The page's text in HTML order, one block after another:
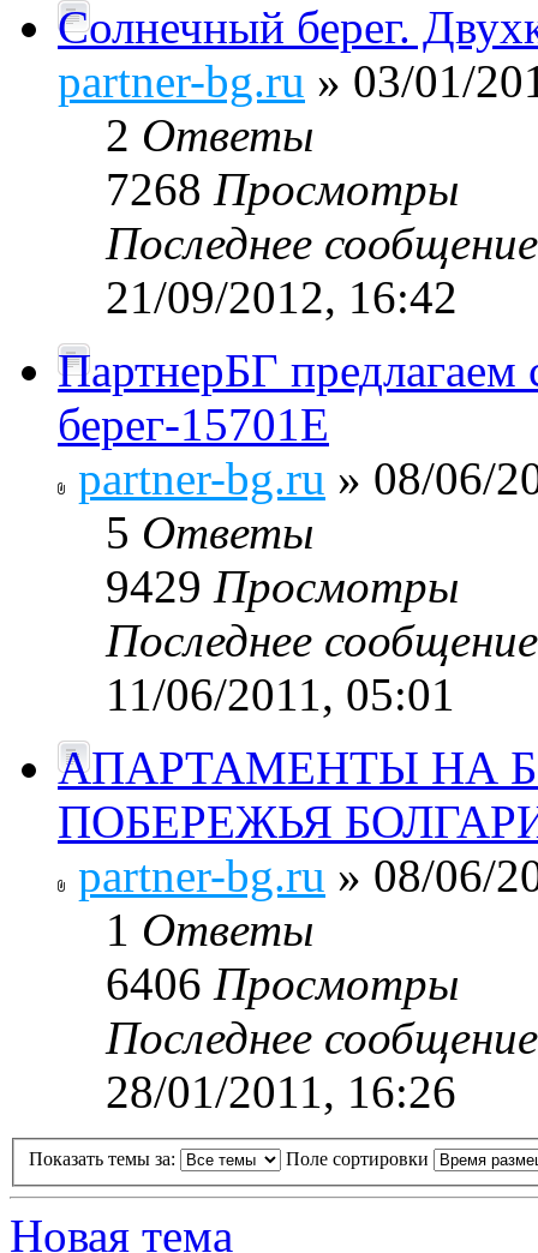
Солнечный берег.
partner-bg.ru » 03/01/
2 Ответы
7268 Просмотры
Последнее
21/09/2012, 16:42
ПартнерБГ
берег-15701Е
partner-bg.ru » 08/06/
5 Ответы
9429 Просмотры
Последнее
11/06/2011, 05:01
АПАРТАМЕНТЫ НА
ПОБЕРЕЖЬЯ
partner-bg.ru » 08/06/
1 Ответы
6406 Просмотры
Последнее
28/01/2011, 16:26
Показать темы за: Поле сортировки
Новая тема